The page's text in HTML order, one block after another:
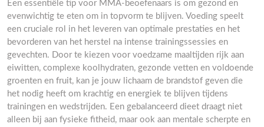
Een essentiële tip voor MMA-beoefenaars is om gezond en
evenwichtig te eten om in topvorm te blijven. Voeding speelt
een cruciale rol in het leveren van optimale prestaties en het
bevorderen van het herstel na intense trainingssessies en
gevechten. Door te kiezen voor voedzame maaltijden rijk aan
eiwitten, complexe koolhydraten, gezonde vetten en voldoende
groenten en fruit, kan je jouw lichaam de brandstof geven die
het nodig heeft om krachtig en energiek te blijven tijdens
trainingen en wedstrijden. Een gebalanceerd dieet draagt niet
alleen bij aan fysieke fitheid, maar ook aan mentale scherpte en